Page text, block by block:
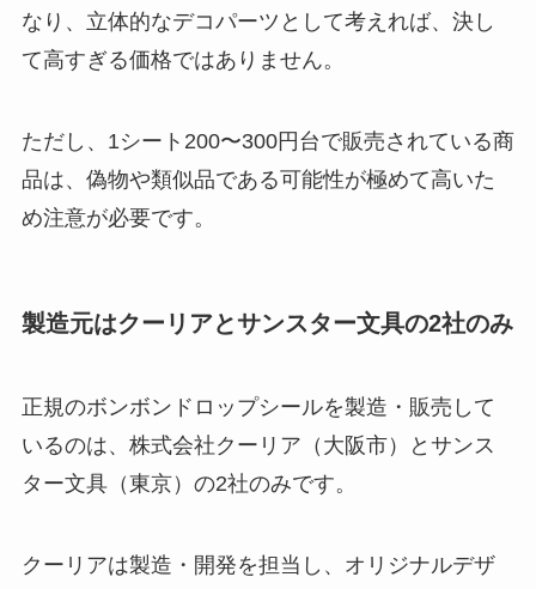
なり、立体的なデコパーツとして考えれば、決し
て高すぎる価格ではありません。
ただし、1シート200〜300円台で販売されている商
品は、偽物や類似品である可能性が極めて高いた
め注意が必要です。
製造元はクーリアとサンスター文具の2社のみ
正規のボンボンドロップシールを製造・販売して
いるのは、株式会社クーリア（大阪市）とサンス
ター文具（東京）の2社のみです。
クーリアは製造・開発を担当し、オリジナルデザ